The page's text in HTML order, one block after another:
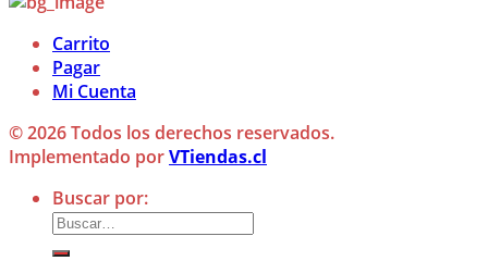
Carrito
Pagar
Mi Cuenta
© 2026 Todos los derechos reservados.
Implementado porVTiendas.cl
Buscar por: